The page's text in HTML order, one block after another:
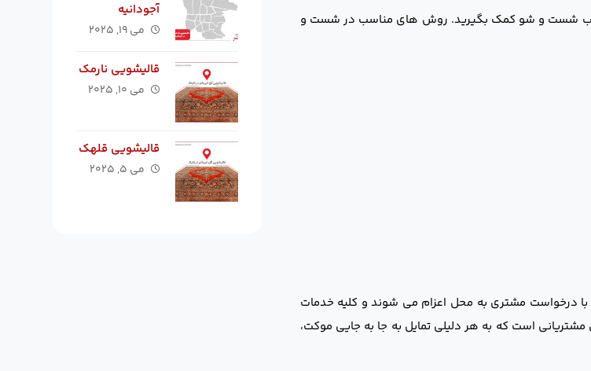
شست و شو کمک بگیرید. روش های مناسب در شست و
مشتری به محل اعزام می شوند و کلیه خدمات
است که به هر دلیلی تمایل به جا به جایی موکت،
آجودانیه
می ۱۹, ۲۰۲۵
قالیشویی نارمک
می ۱۰, ۲۰۲۵
قالیشویی قلهک
می ۵, ۲۰۲۵